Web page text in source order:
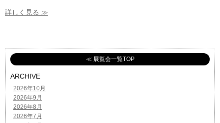
詳しく見る ≫
≪ 展覧会一覧TOP
ARCHIVE
2026年10月
2026年9月
2026年8月
2026年7月